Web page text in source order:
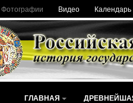
Фотографии Видео
ГЛАВНАЯ